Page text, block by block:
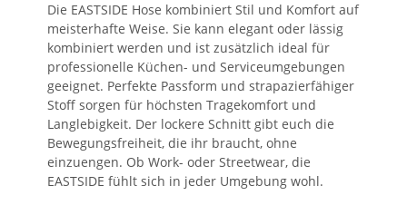
Die EASTSIDE Hose kombiniert Stil und Komfort auf
meisterhafte Weise. Sie kann elegant oder lässig
kombiniert werden und ist zusätzlich ideal für
professionelle Küchen- und Serviceumgebungen
geeignet. Perfekte Passform und strapazierfähiger
Stoff sorgen für höchsten Tragekomfort und
Langlebigkeit. Der lockere Schnitt gibt euch die
Bewegungsfreiheit, die ihr braucht, ohne
einzuengen. Ob Work- oder Streetwear, die
EASTSIDE fühlt sich in jeder Umgebung wohl.